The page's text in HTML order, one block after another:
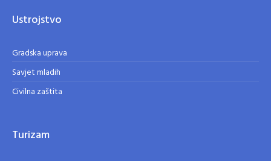
Ustrojstvo
Gradska uprava
Savjet mladih
Civilna zaštita
Turizam